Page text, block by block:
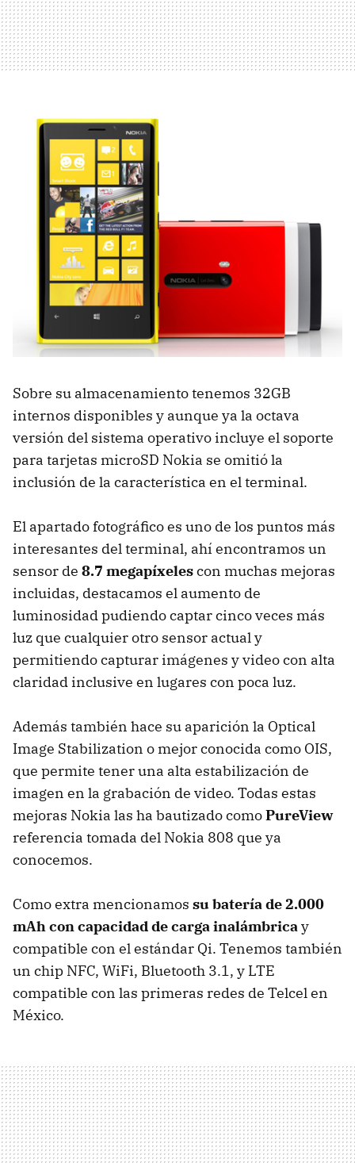
Sobre su almacenamiento tenemos 32GB
internos disponibles y aunque ya la octava
versión del sistema operativo incluye el soporte
para tarjetas microSD Nokia se omitió la
inclusión de la característica en el terminal.
El apartado fotográfico es uno de los puntos más
interesantes del terminal, ahí encontramos un
sensor de 8.7 megapíxelescon muchas mejoras
incluidas, destacamos el aumento de
luminosidad pudiendo captar cinco veces más
luz que cualquier otro sensor actual y
permitiendo capturar imágenes y video con alta
claridad inclusive en lugares con poca luz.
Además también hace su aparición la Optical
Image Stabilization o mejor conocida como OIS,
que permite tener una alta estabilización de
imagen en la grabación de video. Todas estas
mejoras Nokia las ha bautizado comoPureView
referencia tomada del Nokia 808 que ya
conocemos.
Como extra mencionamos su batería de 2.000
mAh con capacidad de carga inalámbricay
compatible con el estándar Qi. Tenemos también
un chip NFC, WiFi, Bluetooth 3.1, y LTE
compatible con las primeras redes de Telcel en
México.